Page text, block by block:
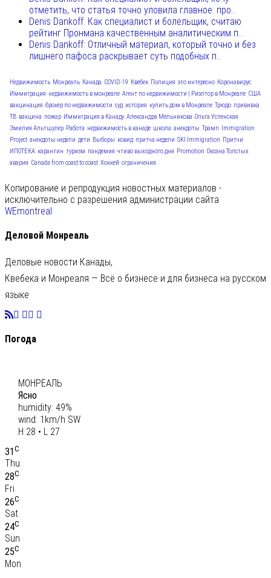
отметить, что статья точно уловила главное: про...
Denis Dankoff: Как специалист и болельщик, считаю
рейтинг Пронмана качественным аналитическим п...
Denis Dankoff: Отличный материал, который точно и без
лишнего пафоса раскрывает суть подобных п...
Недвижимость Монреаль Канада COVID-19 Квебек Полиция это интересно Коронавирус
Иммиграция недвижимость в монреале Агент по недвижимости | Риэлтор в Монреале США
вакцинация брокер по недвижимости суд история купить дом в Монреале Трюдо прививка
ТВ вакцина пожар Иммиграция в Канаду Александра Мельникова Ольга Успенская
Эмилия Альтшулер Работа недвижимость в канаде школа анекдоты Трамп Immigration
Project анекдоты недели дети Выборы ковид притча недели SKI Immigration Притчи
ИПОТЕКА карантин туризм пандемия чтиво выходного дня Promotion Оксана Толстых
авария Canada from coast to coast Хоккей ограничения
Копирование и репродукция новостных материалов -
исключительно с разрешения администрации сайта
WEmontreal
Деловой Монреаль
Деловые новости Канады,
Квебека и Монреаля — Всё о бизнесе и для бизнеса на русском
языке
Погода
МОНРЕАЛЬ
Ясно
humidity: 49%
wind: 1km/h SW
H 28 • L 27
31 C
Thu
28C
Fri
26C
Sat
24C
Sun
25C
Mon